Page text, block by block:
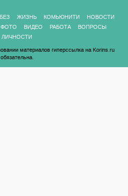
ЖИЗНЬ КОМЬЮНИТИ
НОВОСТИ
ФОТО ВИДЕО РАБОТА
ВОПРОСЫ
ЛИЧНОСТИ
материалов гиперссылка на Korins.ru
обязательна.